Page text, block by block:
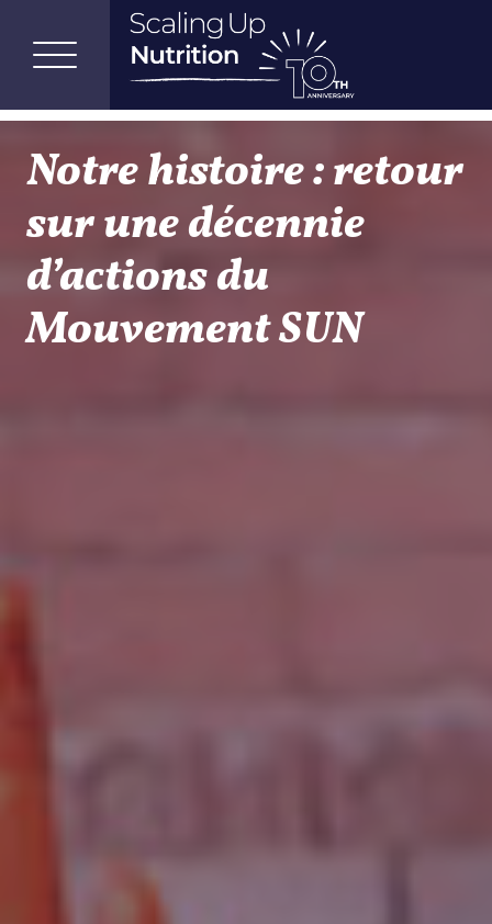
Notre histoire : retour
sur une décennie
d’actions du
Mouvement SUN